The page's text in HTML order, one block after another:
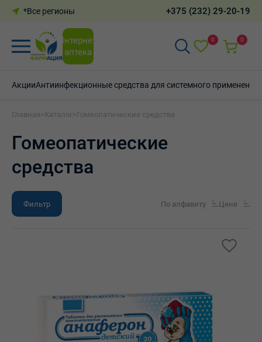
*Все регионы +375 (232) 29-20-19
Интернет-
аптека
0 0
АкцииАнтиинфекционные средства для системного применения
Главная >Каталог>Гомеопатические средства
Гомеопатические
средства
Фильтр По алфавиту Цене